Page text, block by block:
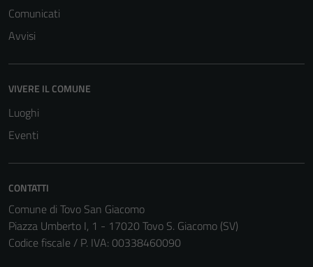
Comunicati
Avvisi
VIVERE IL COMUNE
Luoghi
Eventi
CONTATTI
Comune di Tovo San Giacomo
Piazza Umberto I, 1 - 17020 Tovo S. Giacomo (SV)
Codice fiscale / P. IVA: 00338460090Tecnici